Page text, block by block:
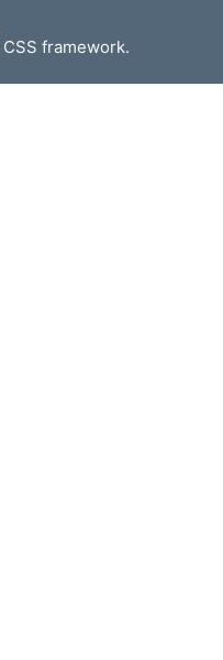
CSS framework.